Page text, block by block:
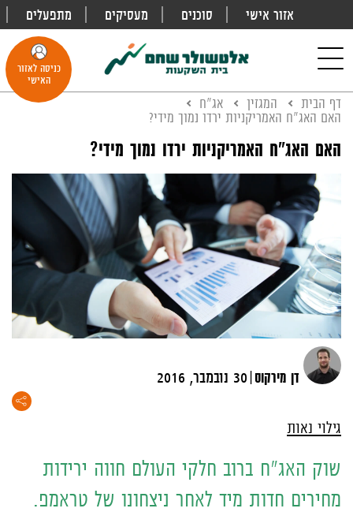
אזור אישי סוכנים מעסיקים מתפעלים
navigation
כניסה לאזור
האישי
דף הבית המגזין
אג"ח
האם האג"ח האמריקניות ירדו נמוך מידי?
האם האג"ח האמריקניות ירדו נמוך מידי?
דן מירקוס|30 נובמבר, 2016
גילוי נאות
שוק האג"ח ברוב חלקי העולם חווה ירידות
מחירים חדות מיד לאחר ניצחונו של טראמפ.